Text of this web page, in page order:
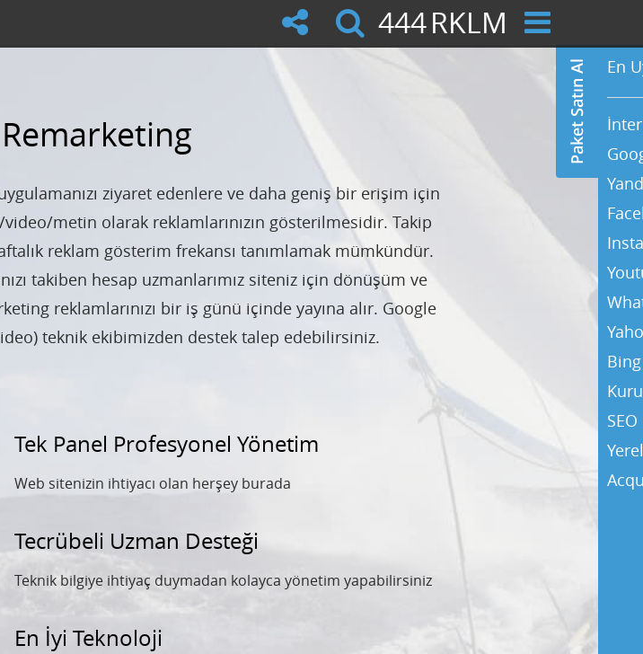
444RKLM
ziyaret edenlere ve daha geniş bir erişim için
metin olarak reklamlarınızın gösterilmesidir. Takip
reklam gösterim frekansı tanımlamak mümkündür.
takiben hesap uzmanlarımız siteniz için dönüşüm ve
reklamlarınızı bir iş günü içinde yayına alır. Google
teknik ekibimizden destek talep edebilirsiniz.
Tek Panel Profesyonel Yönetim
Web sitenizin ihtiyacı olan herşey burada
Tecrübeli Uzman Desteği
Teknik bilgiye ihtiyaç duymadan kolayca yönetim yapabilirsiniz
En İyi Teknoloji
En